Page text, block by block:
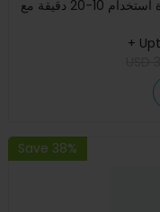
20 دقيقة مع
+
Save 38%